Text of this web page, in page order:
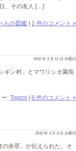
、その友人 […]
もの図鑑 1 件のコメント »
2010 年 3 月 11 日 木曜日
ギン村」とマウリシオ園長
ー: Topics 6 件のコメント »
2010 年 3 月 9 日 火曜日
の余罪」が伝えられた。そ